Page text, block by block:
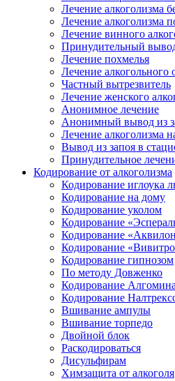
Лечение алкоголизма
Лечение алкоголизма
Лечение винного
Принудительный
Лечение похмелья
Лечение алкогольного
Частный вытрезвитель
Лечение женского
Анонимное лечение
Анонимный вывод из
Лечение алкоголизма
Вывод из запоя в
Принудительное
Кодирование от алкоголизма
Кодирование иглоука
Кодирование на дому
Кодирование уколом
Кодирование
Кодирование
Кодирование
Кодирование гипнозом
По методу Довженко
Кодирование
Кодирование
Вшивание ампулы
Вшивание торпедо
Двойной блок
Раскодироваться
Дисульфирам
Химзащита от алкоголя